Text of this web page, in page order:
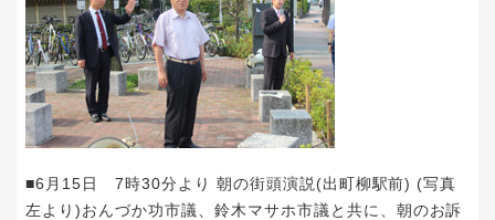
■6月15日 7時30分より 朝の街頭演説(出町柳駅前) (写真
左より)おんづか功市議、鈴木マサホ市議と共に、朝のお訴